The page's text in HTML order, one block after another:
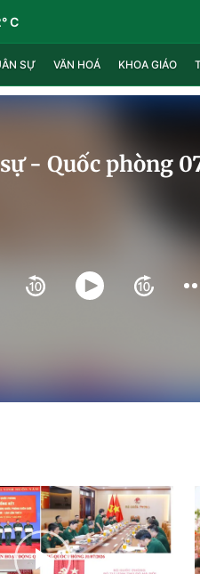
C
SỰ VĂN HOÁ KHOA GIÁO
- Quốc phòng